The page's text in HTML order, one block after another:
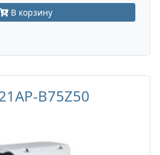
В корзину
B75Z50